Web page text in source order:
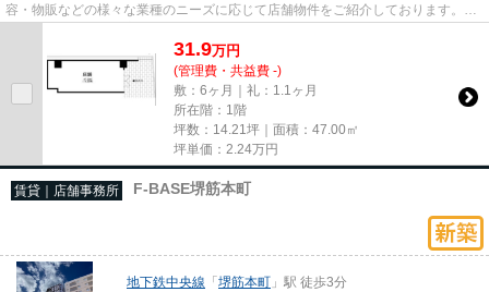
容・物販などの様々な業種のニーズに応じて店舗物件をご紹介しております。
尚、弊社ではおとり広告は一切...
31.9万円
(管理費・共益費 -)
敷：6ヶ月｜礼：1.1ヶ月
所在階：1階
坪数：14.21坪｜面積：47.00㎡
坪単価： 2.24万円
賃貸｜店舗事務所 F-BASE堺筋本町
地下鉄中央線 「堺筋本町 」駅 徒歩3分